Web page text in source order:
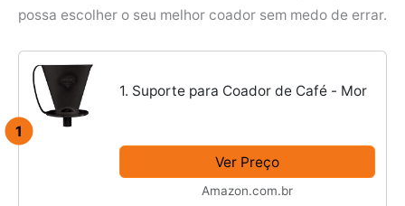
possa escolher o seu melhor coador sem medo de errar.
1
1. Suporte para Coador de Café - Mor
Ver Preço
Amazon.com.br